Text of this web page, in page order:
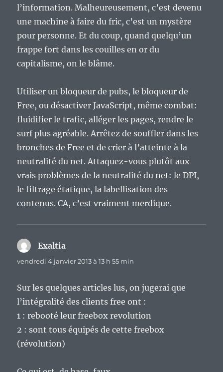
l’information. Malheureusement, c’est devenu
une machine à faire du fric, c’est un mystère
pour personne. Et du coup, quand quelqu’un
frappe fort dans les couilles en or du
capitalisme, on le blâme.
Utiliser un bloqueur de pubs, le bloqueur de
Free, ou désactiver JavaScript, même combat:
fluidifier le trafic, alléger les pages, rendre le
surf plus agréable. Arrêtez de souffler dans les
bronches de Free et de crier à l’atteinte à la
neutralité du net. Attaquez-vous plutôt aux
vrais problèmes de la neutralité du net: le DPI,
le filtrage étatique, la labellisation des
contenus. CA, c’est vraiment merdique.
Exaltia
vendredi 4 janvier 2013 à 13 h 55 min
Sur les quelques articles lus, on jugerai que
l’intégralité des clients free ont :
1 : rebooté leur freebox revolution
2 : sont tous équipés de cette freebox
(révolution)